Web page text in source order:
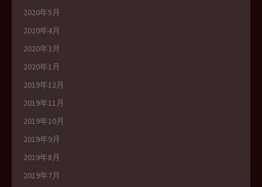
2020年5月
2020年4月
2020年3月
2020年1月
2019年12月
2019年11月
2019年10月
2019年9月
2019年8月
2019年7月